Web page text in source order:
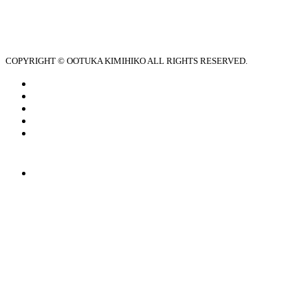
COPYRIGHT © OOTUKA KIMIHIKO ALL RIGHTS RESERVED.